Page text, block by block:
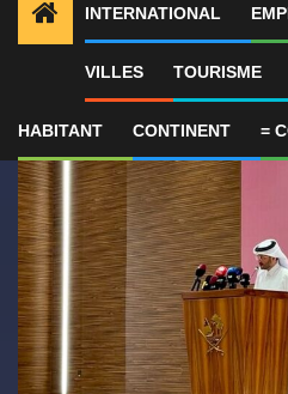
INTERNATIONAL
VILLES TOURISME
HABITANT CONTINENT =
ALERTES INFO 1